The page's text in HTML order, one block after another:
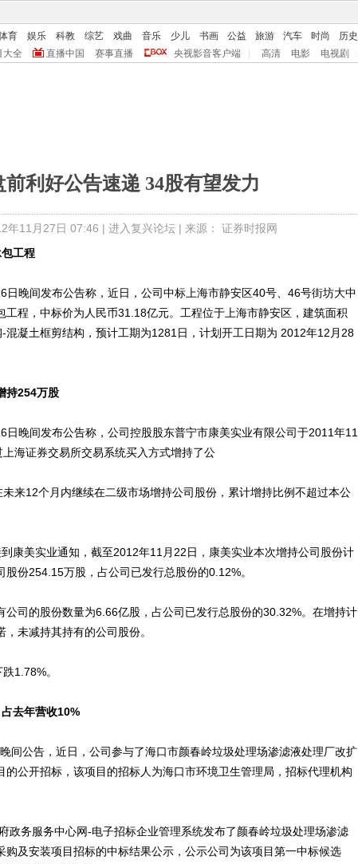
育 娱乐 科教 综艺 戏曲 音乐 少儿 书画 公益 旅游 汽车 时尚 历史
大全 直播中国 赛事直播 央视影音客户端 高清 电影 电视剧
前利好公告速递 34股有望发力
年11月27日 07:46 | 进入复兴论坛| 来源： 证券时报网
工程
晚间发布公告称，近日，公司中标上海市静安区40号、46号街坊大中
工程，中标价为人民币31.18亿元。工程位于上海市静安区，建筑面积
混凝土框剪结构，预计工期为1281日，计划开工日期为 2012年12月28
持254万股
间发布公告称，公司控股股东普宁市康美实业有限公司于2011年11
海证券交易所交易系统买入方式增持了公
12个月内继续在二级市场增持公司股份，累计增持比例不超过本公
美实业通知，截至2012年11月22日，康美实业本次增持公司股份计
份254.15万股，占公司已发行总股份的0.12%。
司的股份数量为6.66亿股，占公司已发行总股份的30.32%。在增持计
未减持其持有的公司股份。
1.78%。
去年营收10%
公告，近日，公司参与了海口市颜春岭垃圾处理场渗滤液处理厂改扩
的公开招标，该项目的招标人为海口市环境卫生管理局，招标代理机构
务服务中心网-电子招标企业管理系统发布了颜春岭垃圾处理场渗滤
购及安装项目招标的中标结果公示，公示公司为该项目第一中标候选